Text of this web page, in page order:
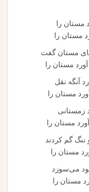
مستان را
مستان را
مستان گفت
مستان را
آنگه نقل
مستان را
زمستانی
مستان را
ننگ گم کردند
مستان را
می‌سوزد
مستان را